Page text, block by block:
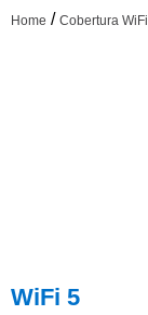
Home / Cobertura WiFi
WiFi 5